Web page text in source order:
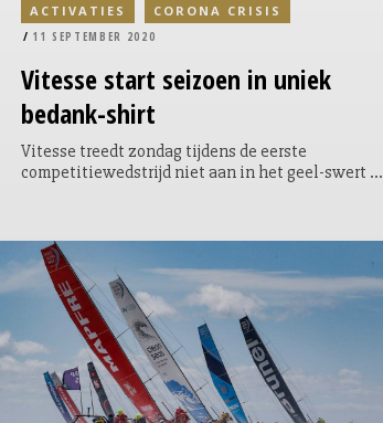
Vitesse start seizoen in uniek
bedank-shirt
Vitesse treedt zondag tijdens de eerste
competitiewedstrijd niet aan in het geel-swert of
‘bedank-shirt’ voor iedereen die zich in Arnhem
en omgeving heeft ingezet tegen het
coronavirus.
ACTIVATIES CORONA CRISIS
11 SEPTEMBER 2020